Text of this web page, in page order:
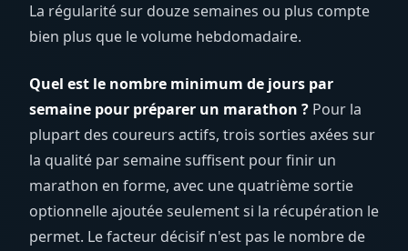
La régularité sur douze semaines ou plus compte
bien plus que le volume hebdomadaire.
Quel est le nombre minimum de jours par
semaine pour préparer un marathon ? Pour la
plupart des coureurs actifs, trois sorties axées sur
la qualité par semaine suffisent pour finir un
marathon en forme, avec une quatrième sortie
optionnelle ajoutée seulement si la récupération le
permet. Le facteur décisif n'est pas le nombre de